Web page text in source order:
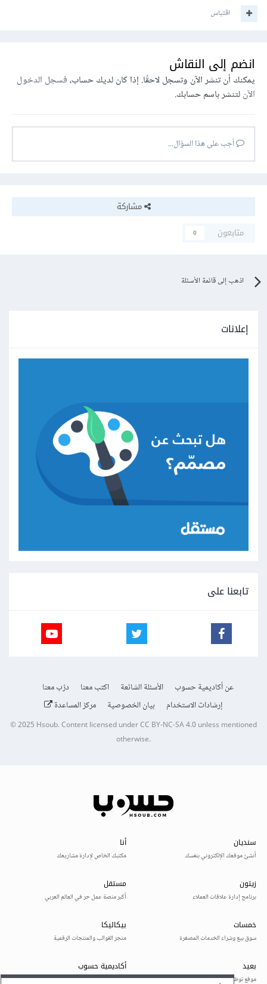
اقتباس
انضم إلى النقاش
يمكنك أن تنشر الآن وتسجل لاحقًا. إذا كان لديك حساب،فسجل الدخول
الآنلتنشر باسم حسابك.
أجب على هذا السؤال...
مشاركة
متابعون
0
اذهب إلى قائمة الأسئلة
إعلانات
تابعنا على
عن أكاديمية حسوب الأسئلة الشائعة اكتب معنا
درّب معنا
إرشادات الاستخدام
بيان الخصوصية مركز المساعدة
© 2025Hsoub.Content licensed underCC BY-NC-SA 4.0unless mentioned
otherwise.